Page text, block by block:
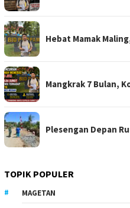
Hebat Mamak
Mangkrak 7 Bulan,
Plesengan Depan
TOPIK POPULER
MAGETAN